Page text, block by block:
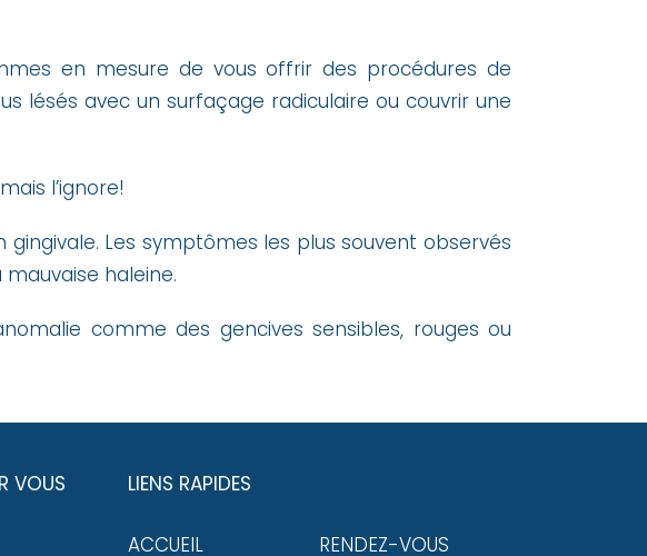
en mesure de vous offrir des procédures de
lésés avec un surfaçage radiculaire ou couvrir une
l’ignore!
Les symptômes les plus souvent observés
haleine.
comme des gencives sensibles, rouges ou
VOUS
LIENS RAPIDES
ACCUEIL RENDEZ-VOUS